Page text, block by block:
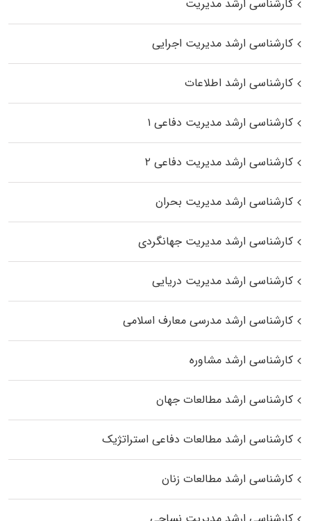
کارشناسی ارشد مدیریت
کارشناسی ارشد مدیریت اجرایی
کارشناسی ارشد اطلاعات
کارشناسی ارشد مدیریت دفاعی ۱
کارشناسی ارشد مدیریت دفاعی ۲
کارشناسی ارشد مدیریت بحران
کارشناسی ارشد مدیریت جهانگردی
کارشناسی ارشد مدیریت دریایی
کارشناسی ارشد مدرسی معارف اسلامی
کارشناسی ارشد مشاوره
کارشناسی ارشد مطالعات جهان
کارشناسی ارشد مطالعات دفاعی استراتژیک
کارشناسی ارشد مطالعات زنان